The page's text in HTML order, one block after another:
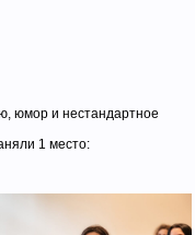
юмор и нестандартное
1 место: